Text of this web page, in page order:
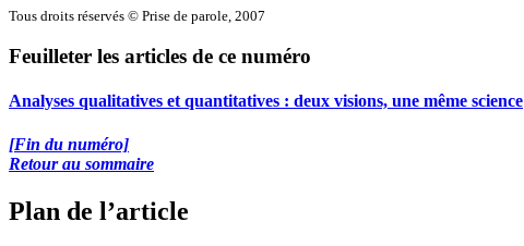
Tous droits réservés © Prise de parole, 2007
Feuilleter les articles de ce numéro
Analyses qualitatives et quantitatives : deux visions, une même science
[Fin du numéro]
Retour au sommaire
Plan de l’article